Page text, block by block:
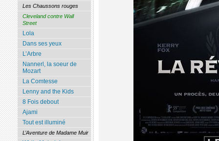
Les Chaussons rouges
Cleveland contre Wall
Street
Lola
Dans ses yeux
L’Arbre
Nannerl, la soeur de
Mozart
La Comtesse
Lenny and the Kids
8 Fois debout
Ajami
Tout est illuminé
L’Aventure de Madame Muir